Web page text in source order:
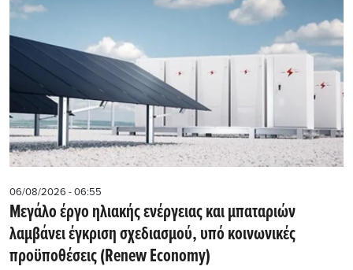
06/08/2026 - 06:55
Μεγάλο έργο ηλιακής ενέργειας και μπαταριών
λαμβάνει έγκριση σχεδιασμού, υπό κοινωνικές
προϋποθέσεις (Renew Economy)